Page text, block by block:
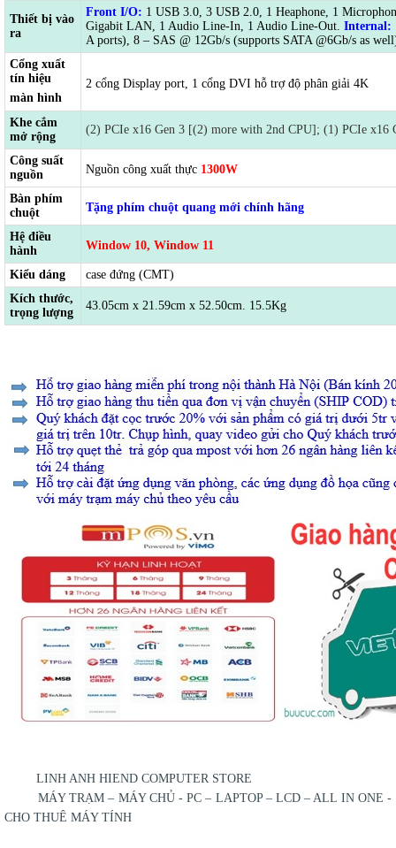
Thiết bị vào
ra
Front I/O: 1 USB 3.0, 3 USB 2.0, 1 Heaphone, 1
Gigabit LAN, 1 Audio Line-In, 1 Audio Line-Out. Internal:
A ports), 8 – SAS @ 12Gb/s (supports SATA @6Gb/s as
Cổng xuất
tín hiệu
màn hình
2 cổng Display port, 1 cổng DVI hỗ trợ độ phân giải 4K
Khe cắm
mở rộng
(2) PCIe x16 Gen 3 [(2) more with 2nd CPU]; (1) PCIe
Công suất
nguồn
Nguồn công xuất thực 1300W
Bàn phím
chuột
Tặng phím chuột quang mới chính hãng
Hệ điều
hành
Window 10, Window 11
Kiểu dáng
case đứng (CMT)
Kích thước,
trọng lượng
43.05cm x 21.59cm x 52.50cm. 15.5Kg
LINH ANH HIEND COMPUTER STORE
MÁY TRẠM – MÁY CHỦ - PC – LAPTOP – LCD – ALL IN ONE -
CHO THUÊ MÁY TÍNH